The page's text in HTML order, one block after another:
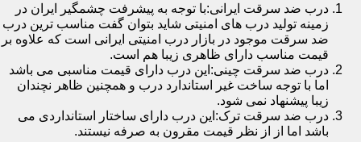
درب ضد سرقت ایرانی:با توجه به پیشرفت چشمگیر ایران در
زمینه تولید درب های امنیتی شاید بتوان گفت مناسب ترین درب
ضد سرقت موجود در بازار درب امنیتی ایرانی است که علاوه بر
قیمت مناسب دارای ظاهری زیبا هم است.
درب ضد سرقت چینی:این درب دارای قیمت مناسبی می باشد
اما با توجه ساخت غیر استاندارد درب و همچنین ظاهر نچندان
زیبا پیشنهاد نمی شود.
درب ضد سرقت ترک:این درب دارای ساختار استانداردی می
باشد اما از از نظر قیمت مقرون به صرفه نیستند.